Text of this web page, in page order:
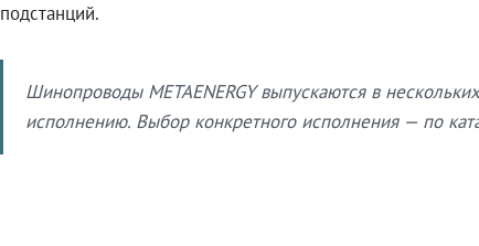
подстанций.
Шинопроводы METAENERGY выпускаются в
исполнению. Выбор конкретного исполнения — по